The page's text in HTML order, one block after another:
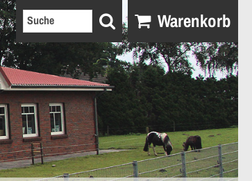
Warenkorb